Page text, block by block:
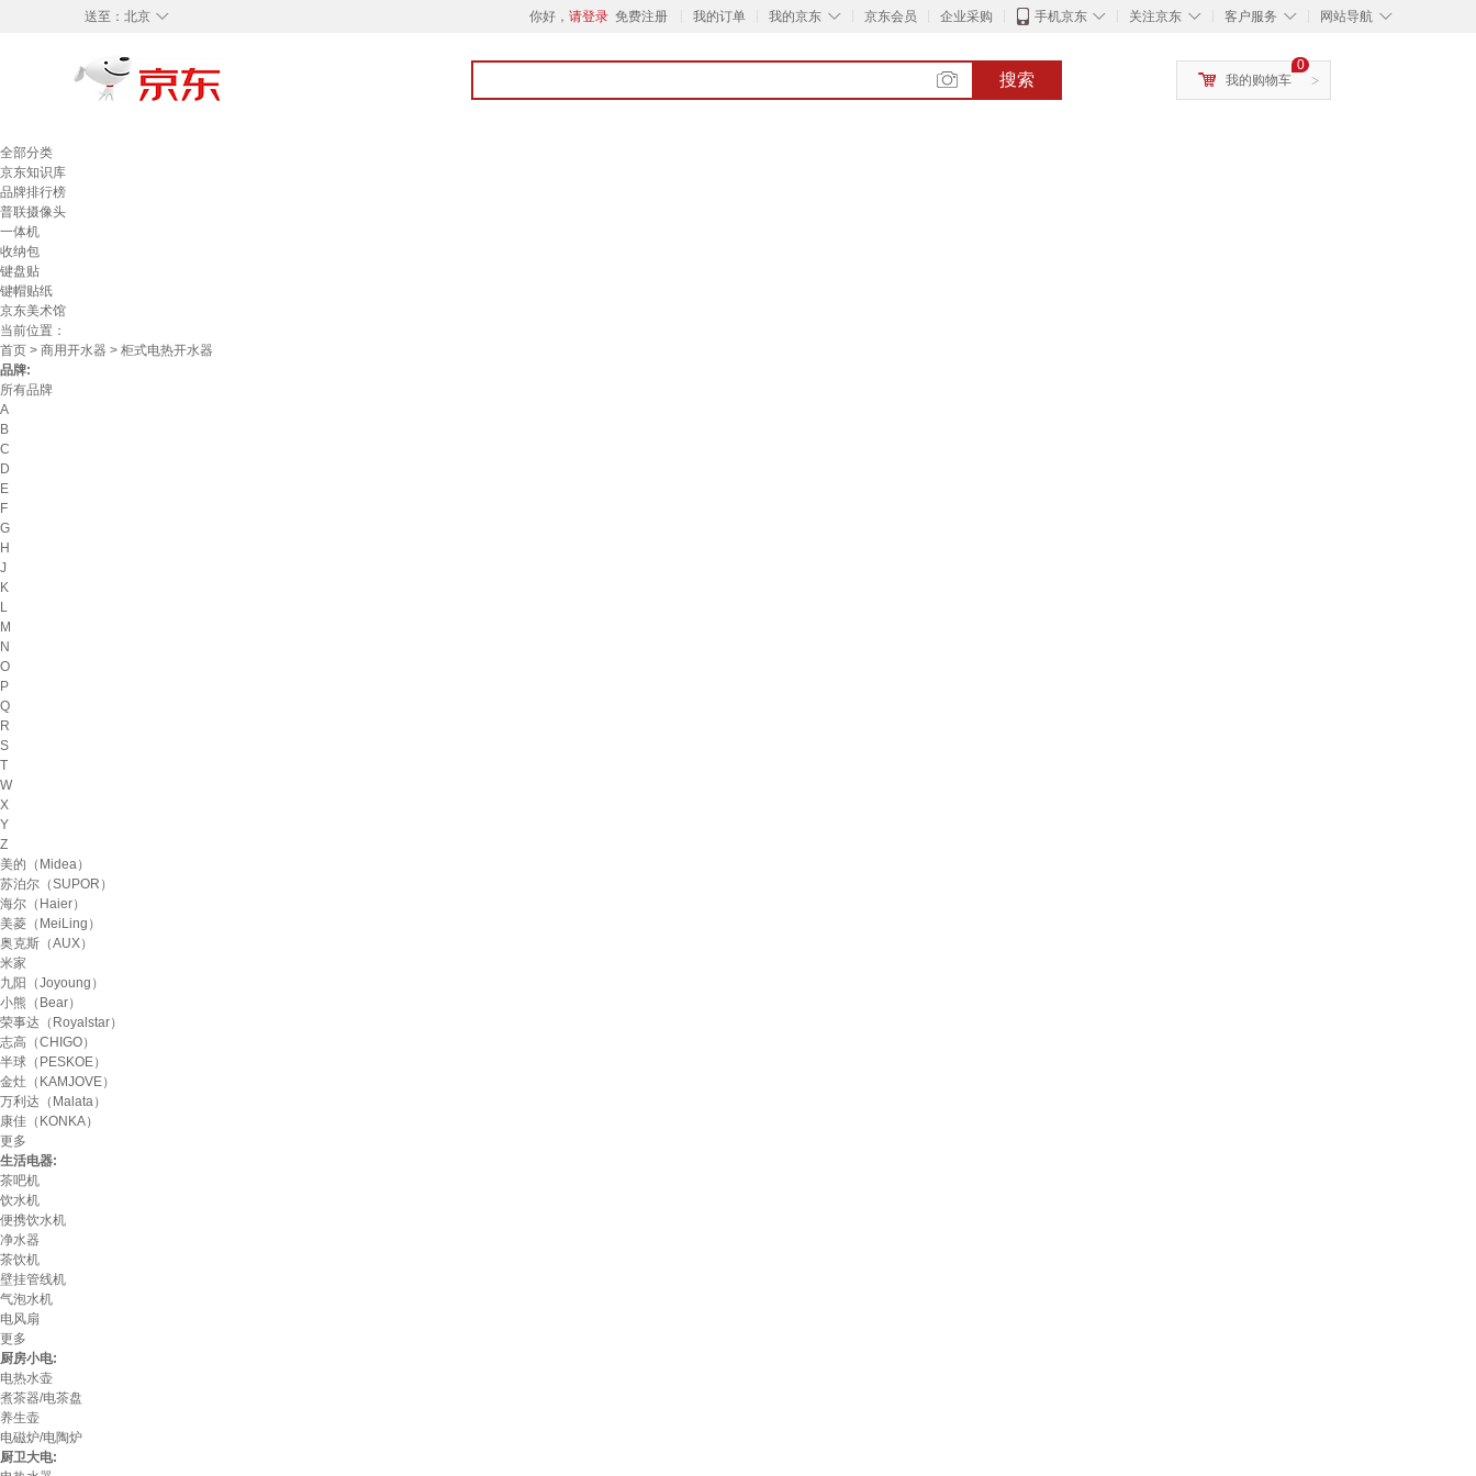
◇
送至： 北京 你好， 请登录 免费注册 我的订单 ◇
我的京东 京东会员 企业采购 ◇
手机京东 ◇
关注京东 ◇
客户服务 ◇
网站导航
搜索 >
0
我的购物车
全部分类
京东知识库
品牌排行榜
普联摄像头
一体机
收纳包
键盘贴
键帽贴纸
京东美术馆
当前位置：
首页 > 商用开水器 > 柜式电热开水器
品牌:
所有品牌
A
B
C
D
E
F
G
H
J
K
L
M
N
O
P
Q
R
S
T
W
X
Y
Z
美的（Midea）
苏泊尔（SUPOR）
海尔（Haier）
美菱（MeiLing）
奥克斯（AUX）
米家
九阳（Joyoung）
小熊（Bear）
荣事达（Royalstar）
志高（CHIGO）
半球（PESKOE）
金灶（KAMJOVE）
万利达（Malata）
康佳（KONKA）
更多
生活电器:
茶吧机
饮水机
便携饮水机
净水器
茶饮机
壁挂管线机
气泡水机
电风扇
更多
厨房小电:
电热水壶
煮茶器/电茶盘
养生壶
电磁炉/电陶炉
厨卫大电: